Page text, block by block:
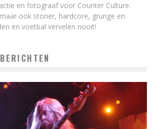
en fotograaf voor Counter Culture.
ook stoner, hardcore, grunge en
en voetbal vervelen nooit!